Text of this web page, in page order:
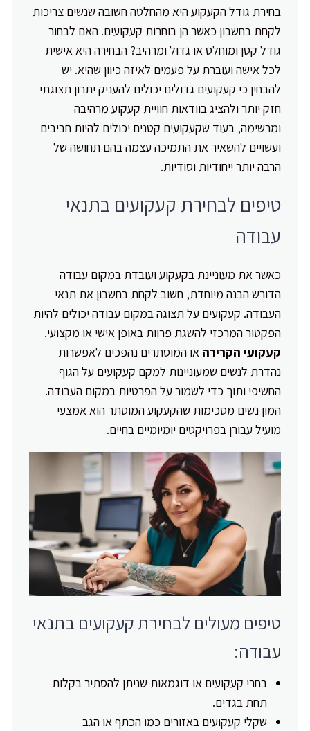
בחירת גודל הקעקוע היא מהחלטה חשובה שנשים צריכות
לקחת בחשבון כאשר הן בוחרות קעקועים. האם לבחור
גודל קטן ומוחלט או גדול ומרהיב? הבחירה היא אישית
לכל אישה ועוברת על פעמים לאיזה כיוון שהיא. יש
להבחין כי קעקועים גדולים יכולים להעניק יתרון תצוגתי
חזק יותר ולהציג בוודאות חוויית קעקוע מרהיבה
ומרשימה, בעוד שקעקועים קטנים יכולים להיות חביבים
ועשויים להשאיר את התמיכה עצמה בהם תחושה של
הרבה יותר ייחודיות וסודיות.
טיפים לבחירת קעקועים בתנאי
עבודה
כאשר את מעוניינת בקעקוע ועובדת במקום עבודה
הדורש הבנה מיוחדת, חשוב לקחת בחשבון את תנאי
העבודה. קעקועים על תצוגה במקום עבודה יכולים להיות
הפקטור המרכזי להשגת פרוות באופן אישי או מקצועי.
קעקועי הקרירה או המוסתרים נהפכים לאפשרות
נהדרת לנשים שמעוניינות למקם קעקועים על הגוף
החשיפי ותוך כדי לשמור על הפרטיות במקום העבודה.
המון נשים מסכימות שהקעקוע המוסתר הוא אמצעי
מועיל עבורן בפרויקטים יומיומיים בחיים.
טיפים מעולים לבחירת קעקועים בתנאי
עבודה:
בחרי קעקועים או דוגמאות שניתן להסתיר בקלות
תחת בגדים.
שקלי קעקועים באזורים כמו הכתף או הגב